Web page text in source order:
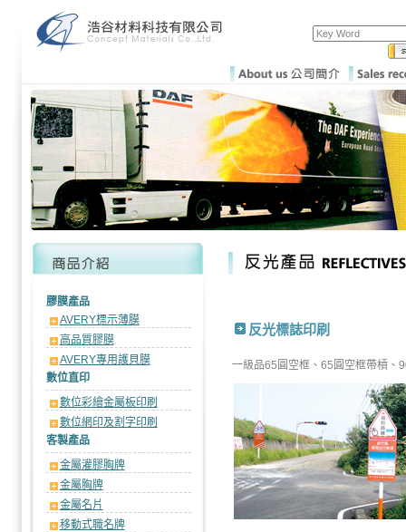
膠膜產品
AVERY標示薄膜
高品質膠膜
AVERY專用護貝膜
數位直印
數位彩繪金屬板印刷
數位網印及割字印刷
客製產品
金屬灌膠胸牌
金屬胸牌
金屬名片
移動式職名牌
反光標誌印刷
一級品65圓空框、65圓空框帶槓、